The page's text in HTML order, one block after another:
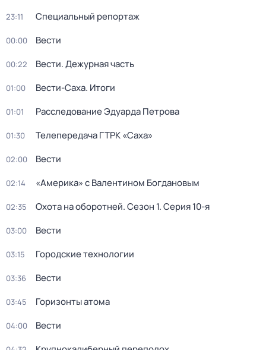
23:11 Специальный репортаж
00:00 Вести
00:22 Вести. Дежурная часть
01:00 Вести-Саха. Итоги
01:01 Расследование Эдуарда Петрова
01:30 Телепередача ГТРК «Саха»
02:00 Вести
02:14 «Америка» с Валентином Богдановым
02:35 Охота на оборотней. Сезон 1. Серия 10-я
03:00 Вести
03:15 Городские технологии
03:36 Вести
03:45 Горизонты атома
04:00 Вести